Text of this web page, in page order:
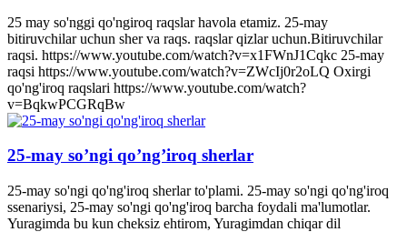
25 may so'nggi qo'ngiroq raqslar havola etamiz. 25-may
bitiruvchilar uchun sher va raqs. raqslar qizlar uchun.Bitiruvchilar
raqsi. https://www.youtube.com/watch?v=x1FWnJ1Cqkc 25-may
raqsi https://www.youtube.com/watch?v=ZWcIj0r2oLQ Oxirgi
qo'ng'iroq raqslari https://www.youtube.com/watch?
v=BqkwPCGRqBw
25-may so’ngi qo’ng’iroq sherlar
25-may so'ngi qo'ng'iroq sherlar to'plami. 25-may so'ngi qo'ng'iroq
ssenariysi, 25-may so'ngi qo'ng'iroq barcha foydali ma'lumotlar.
Yuragimda bu kun cheksiz ehtirom, Yuragimdan chiqar dil